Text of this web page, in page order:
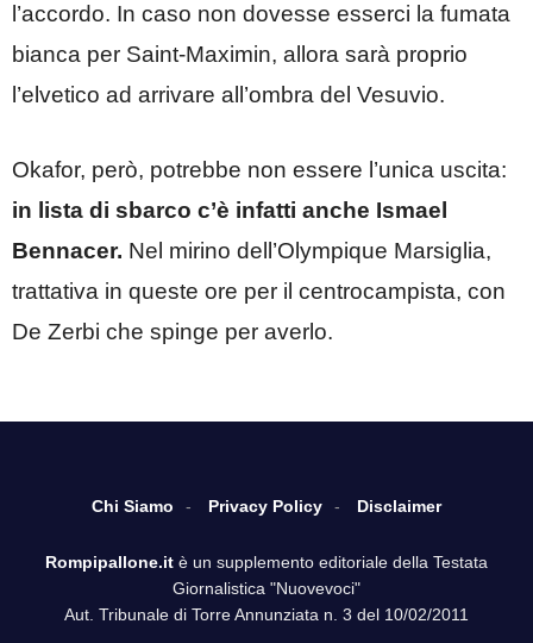
l’accordo. In caso non dovesse esserci la fumata
bianca per Saint-Maximin, allora sarà proprio
l’elvetico ad arrivare all’ombra del Vesuvio.
Okafor, però, potrebbe non essere l’unica uscita:
in lista di sbarco c’è infatti anche Ismael
Bennacer. Nel mirino dell’Olympique Marsiglia,
trattativa in queste ore per il centrocampista, con
De Zerbi che spinge per averlo.
Chi Siamo Privacy Policy Disclaimer
Rompipallone.it è un supplemento editoriale della Testata
Giornalistica "Nuovevoci"
Aut. Tribunale di Torre Annunziata n. 3 del 10/02/2011